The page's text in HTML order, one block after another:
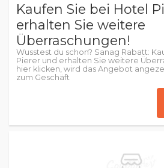
Kaufen Sie bei Hotel
erhalten Sie weitere
Überraschungen!
Wusstest du schon? Sanag Rabatt:
Pierer und erhalten Sie weitere
hier klicken, wird das Angebot
zum Geschäft